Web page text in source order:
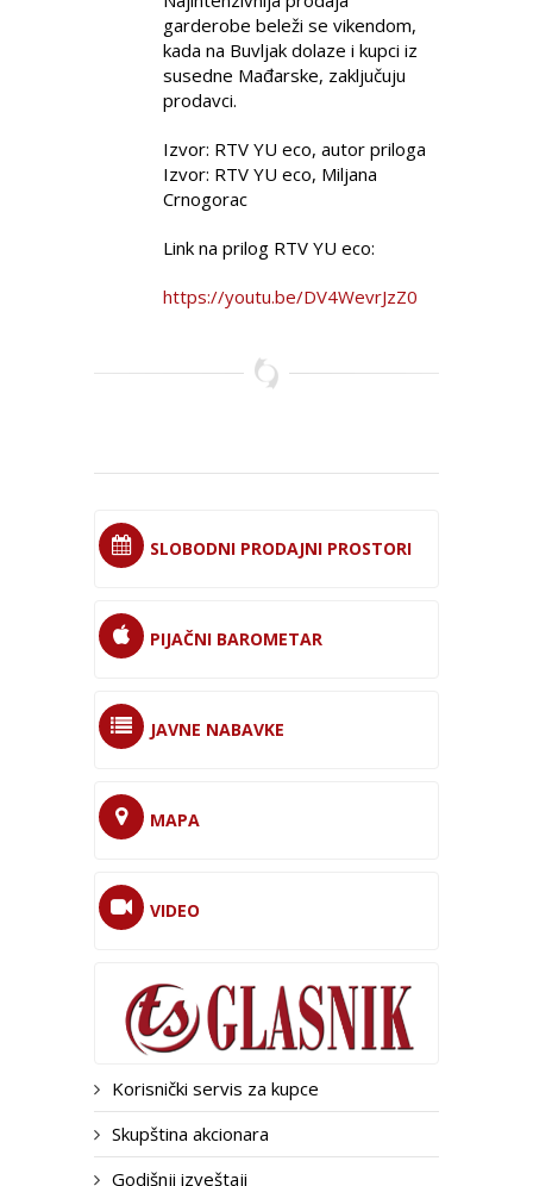
garderobe beleži se vikendom,
kada na Buvljak dolaze i kupci iz
susedne Mađarske, zaključuju
prodavci.
Izvor: RTV YU eco, autor priloga
Izvor: RTV YU eco, Miljana
Crnogorac
Link na prilog RTV YU eco:
https://youtu.be/DV4WevrJzZ0
SLOBODNI PRODAJNI PROSTORI
PIJAČNI BAROMETAR
JAVNE NABAVKE
MAPA
VIDEO
Korisnički servis za kupce
Skupština akcionara
Godišnji izveštaji